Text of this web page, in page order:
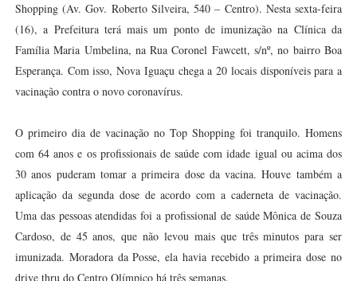
Shopping (Av. Gov. Roberto Silveira, 540 – Centro). Nesta sexta-feira
(16), a Prefeitura terá mais um ponto de imunização na Clínica da
Família Maria Umbelina, na Rua Coronel Fawcett, s/nº, no bairro Boa
Esperança. Com isso, Nova Iguaçu chega a 20 locais disponíveis para a
vacinação contra o novo coronavírus.
O primeiro dia de vacinação no Top Shopping foi tranquilo. Homens
com 64 anos e os profissionais de saúde com idade igual ou acima dos
30 anos puderam tomar a primeira dose da vacina. Houve também a
aplicação da segunda dose de acordo com a caderneta de vacinação.
Uma das pessoas atendidas foi a profissional de saúde Mônica de Souza
Cardoso, de 45 anos, que não levou mais que três minutos para ser
imunizada. Moradora da Posse, ela havia recebido a primeira dose no
drive thru do Centro Olímpico há três semanas.